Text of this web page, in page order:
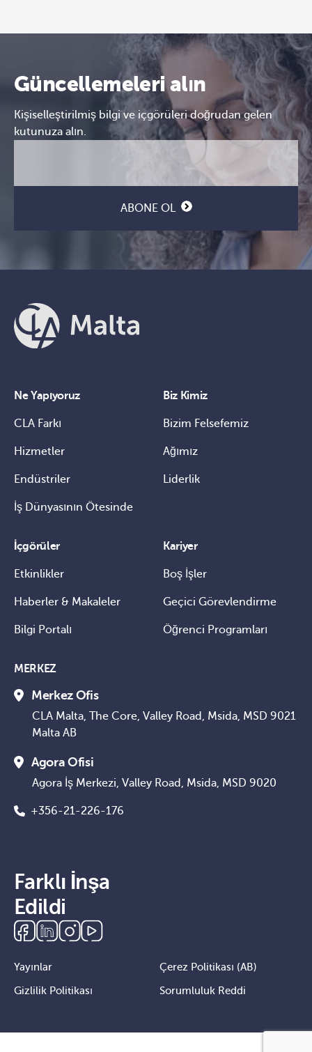
Güncellemeleri alın
Kişiselleştirilmiş bilgi ve içgörüleri doğrudan gelen
kutunuza alın.
ABONE OL
Ne Yapıyoruz
CLA Farkı
Hizmetler
Endüstriler
İş Dünyasının Ötesinde
Biz Kimiz
Bizim Felsefemiz
Ağımız
Liderlik
İçgörüler
Etkinlikler
Haberler & Makaleler
Bilgi Portalı
Kariyer
Boş İşler
Geçici Görevlendirme
Öğrenci Programları
MERKEZ
Merkez Ofis
CLA Malta, The Core, Valley Road, Msida, MSD 9021
Malta AB
Agora Ofisi
Agora İş Merkezi, Valley Road, Msida, MSD 9020
+356-21-226-176
Farklı İnşa
Edildi
Yayınlar Çerez Politikası (AB)
Gizlilik Politikası Sorumluluk Reddi